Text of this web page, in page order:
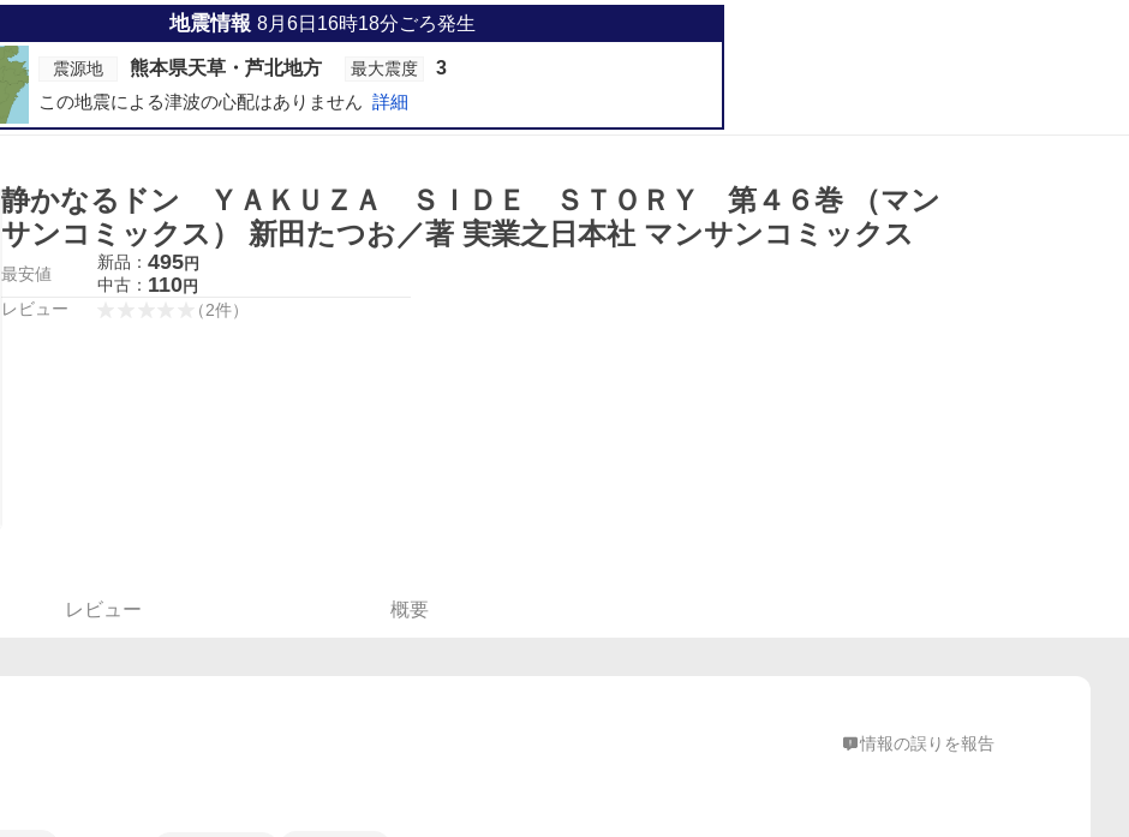
地震情報 8月6日16時18分ごろ発生
震源地 熊本県天草・芦北地方 最大震度
3
この地震による津波の心配はありません 詳細
静かなるドン ＹＡＫＵＺＡ ＳＩＤＥ ＳＴＯＲＹ 第４６巻 （マン
サンコミックス） 新田たつお／著 実業之日本社 マンサンコミックス
最安値
新品： 495円
中古： 110円
レビュー （2件）
レビュー 概要
情報の誤りを報告